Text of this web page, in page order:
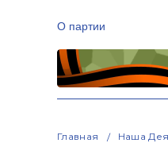
О партии
Главная Наша